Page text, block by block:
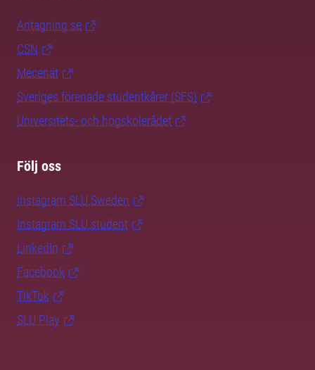
Antagning.se
CSN
Mecenat
Sveriges förenade studentkårer (SFS)
Universitets- och högskolerådet
Följ oss
Instagram SLU.Sweden
Instagram SLU.student
LinkedIn
Facebook
TikTok
SLU Play